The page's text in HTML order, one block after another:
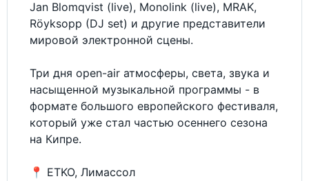
Jan Blomqvist (live), Monolink (live), MRAK,
Röyksopp (DJ set) и другие представители
мировой электронной сцены.
Три дня open-air атмосферы, света, звука и
насыщенной музыкальной программы - в
формате большого европейского фестиваля,
который уже стал частью осеннего сезона
на Кипре.
📍 ETKO, Лимассол